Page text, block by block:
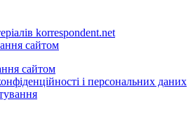
korrespondent.net
сайтом
сайтом
і персональних даних